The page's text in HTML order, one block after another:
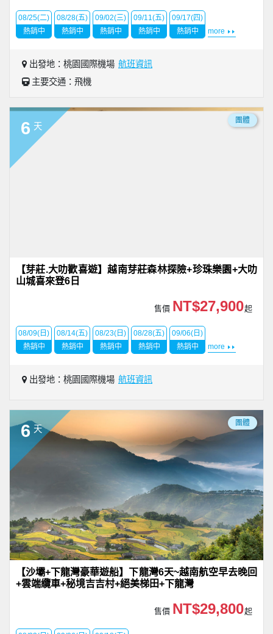
08/25(二)
熱銷中
08/28(五)
熱銷中
09/02(三)
熱銷中
09/11(五)
熱銷中
09/17(四)
熱銷中
more
出發地：桃園國際機場 航班資訊
主要交通：飛機
6 天
團體
【芽莊.大叻歡喜遊】越南芽莊森林探險+珍珠樂園+大叻
山城喜來登6日
售價 NT$27,900起
08/09(日)
熱銷中
08/14(五)
熱銷中
08/23(日)
熱銷中
08/28(五)
熱銷中
09/06(日)
熱銷中
more
出發地：桃園國際機場 航班資訊
6 天
團體
【沙壩+下龍灣豪華遊船】下龍灣6天~越南航空早去晚回
+雲端纜車+秘境吉吉村+絕美梯田+下龍灣
售價 NT$29,800起